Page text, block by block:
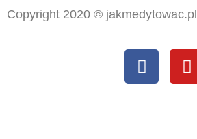
Copyright 2020 © jakmedytowac.pl